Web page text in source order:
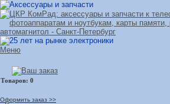
Меню
Оформить заказ >>